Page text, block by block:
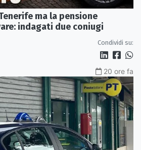
ma la pensione
indagati due coniugi
Condividi su:
20 ore fa